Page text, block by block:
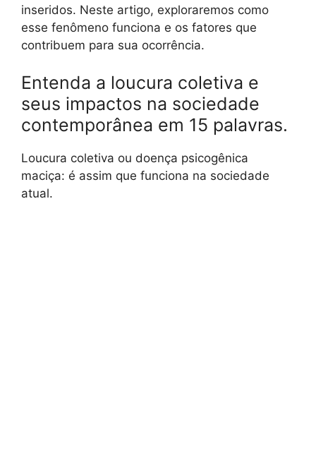
inseridos. Neste artigo, exploraremos como
esse fenômeno funciona e os fatores que
contribuem para sua ocorrência.
Entenda a loucura coletiva e
seus impactos na sociedade
contemporânea em 15 palavras.
Loucura coletiva ou doença psicogênica
maciça: é assim que funciona na sociedade
atual.